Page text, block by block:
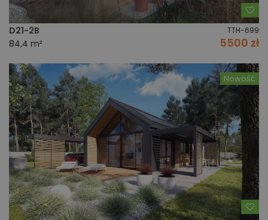
D21-2B TTH-699
84,4 m² 5500 zł
Nowość